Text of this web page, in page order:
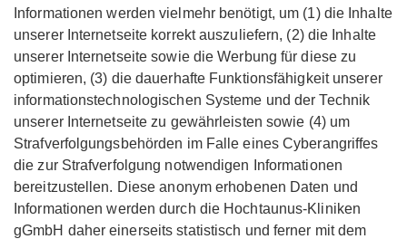
Informationen werden vielmehr benötigt, um (1) die Inhalte
unserer Internetseite korrekt auszuliefern, (2) die Inhalte
unserer Internetseite sowie die Werbung für diese zu
optimieren, (3) die dauerhafte Funktionsfähigkeit unserer
informationstechnologischen Systeme und der Technik
unserer Internetseite zu gewährleisten sowie (4) um
Strafverfolgungsbehörden im Falle eines Cyberangriffes
die zur Strafverfolgung notwendigen Informationen
bereitzustellen. Diese anonym erhobenen Daten und
Informationen werden durch die Hochtaunus-Kliniken
gGmbH daher einerseits statistisch und ferner mit dem